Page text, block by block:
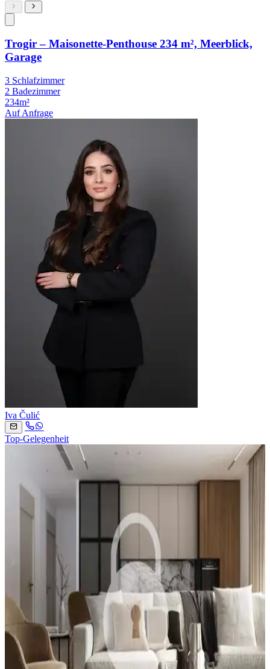
Trogir – Maisonette-Penthouse 234 m², Meerblick,
Garage
3 Schlafzimmer
2 Badezimmer
234m²
Auf Anfrage
Iva Čulić
Top-Gelegenheit